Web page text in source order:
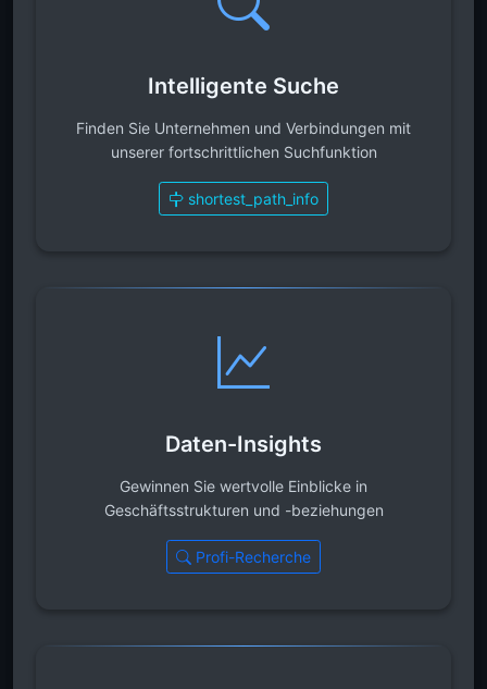
Intelligente Suche
Finden Sie Unternehmen und Verbindungen mit
unserer fortschrittlichen Suchfunktion
shortest_path_info
Daten-Insights
Gewinnen Sie wertvolle Einblicke in
Geschäftsstrukturen und -beziehungen
Profi-Recherche